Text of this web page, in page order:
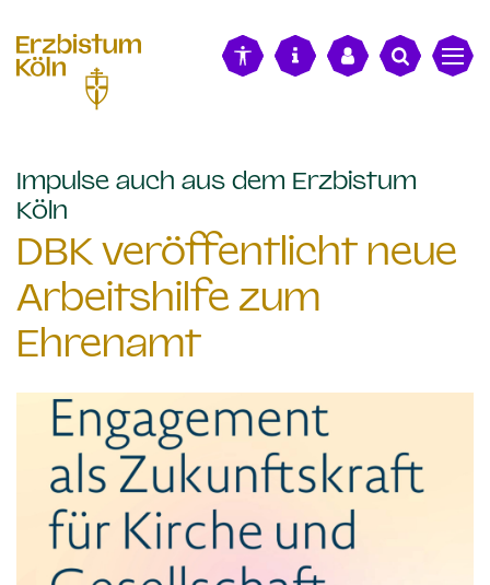
Impulse auch aus dem Erzbistum
Köln
DBK veröffentlicht neue
Arbeitshilfe zum
Ehrenamt